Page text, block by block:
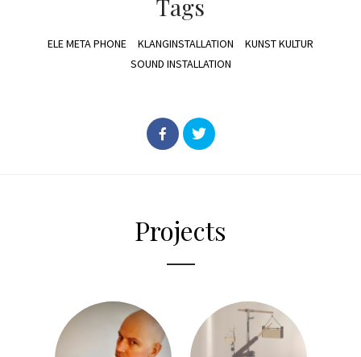
Tags
ELE META PHONE KLANGINSTALLATION
KUNST KULTUR
SOUND INSTALLATION
Projects